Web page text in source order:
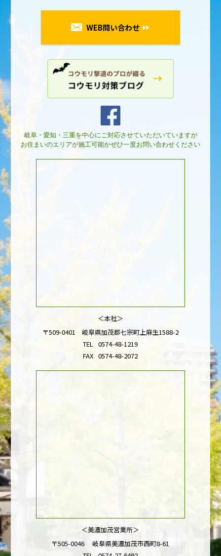
WEB問い合わせ
岐阜・愛知・三重を中心にご対応させていただいていますが
お住まいのエリアが施工可能かぜひ一度お問い合わせください
＜本社＞
〒509-0401 岐阜県加茂郡七宗町上麻生1588-2
TEL
0574-48-1219
FAX 0574-48-2072
＜美濃加茂営業所＞
〒505-0046 岐阜県美濃加茂市西町8-61